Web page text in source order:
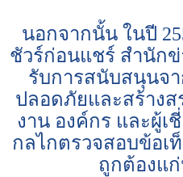
นอกจากนั้น ในปี
ชัวร์ก่อนแชร์ สำนัก
รับการสนับสนุนจ
ปลอดภัยและสร้าง
งาน องค์กร และผู้เ
กลไกตรวจสอบข้อเ
ถูกต้องแ